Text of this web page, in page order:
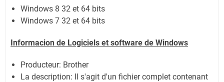
Windows 8 32 et 64 bits
Windows 7 32 et 64 bits
Informacion de Logiciels et software de Windows
Producteur: Brother
La description: Il s'agit d'un fichier complet contenant